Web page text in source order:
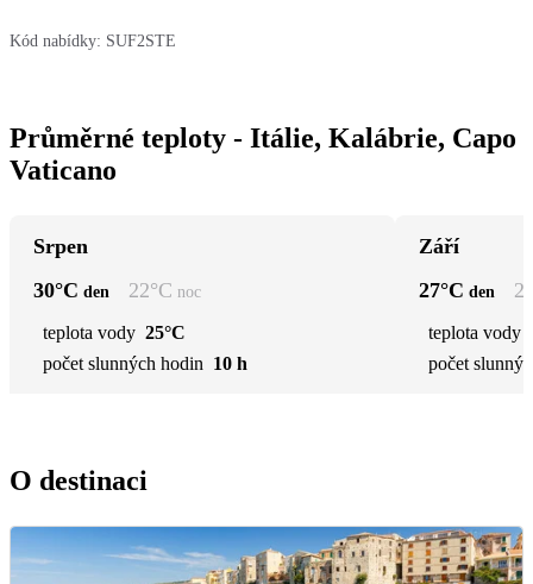
Kód nabídky: SUF2STE
Průměrné teploty - Itálie, Kalábrie, Capo
Vaticano
Srpen
30°C den 22°C noc
teplota vody 25°C
počet slunných hodin 10 h
Září
27°C den
teplota vody
počet
O destinaci